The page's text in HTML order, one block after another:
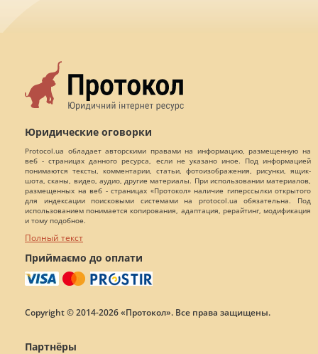
Юридические оговорки
Protocol.ua обладает авторскими правами на информацию, размещенную на
веб - страницах данного ресурса, если не указано иное. Под информацией
понимаются тексты, комментарии, статьи, фотоизображения, рисунки, ящик-
шота, сканы, видео, аудио, другие материалы. При использовании материалов,
размещенных на веб - страницах «Протокол» наличие гиперссылки открытого
для индексации поисковыми системами на protocol.ua обязательна. Под
использованием понимается копирования, адаптация, рерайтинг, модификация
и тому подобное.
Полный текст
Приймаємо до оплати
Copyright © 2014-2026 «Протокол». Все права защищены.
Партнёры